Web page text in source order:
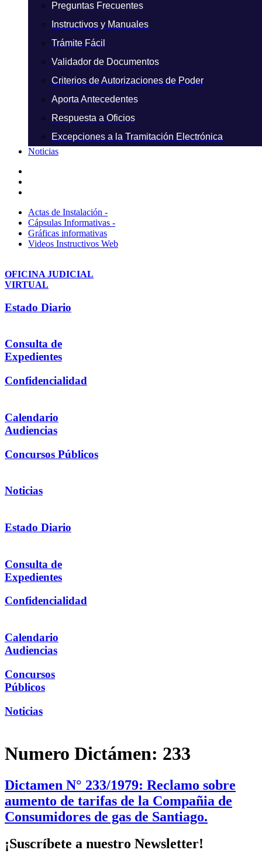
Preguntas Frecuentes
Instructivos y Manuales
Trámite Fácil
Validador de Documentos
Criterios de Autorizaciones de Poder
Aporta Antecedentes
Respuesta a Oficios
Excepciones a la Tramitación Electrónica
Noticias
Actas de Instalación -
Cápsulas Informativas -
Gráficas informativas
Videos Instructivos Web
OFICINA JUDICIAL
VIRTUAL
Estado Diario
Consulta de
Expedientes
Confidencialidad
Calendario
Audiencias
Concursos Públicos
Noticias
Estado Diario
Consulta de
Expedientes
Confidencialidad
Calendario
Audiencias
Concursos
Públicos
Noticias
Numero Dictámen: 233
Dictamen N° 233/1979: Reclamo sobre
aumento de tarifas de la Compañia de
Consumidores de gas de Santiago.
¡Suscríbete a nuestro Newsletter!